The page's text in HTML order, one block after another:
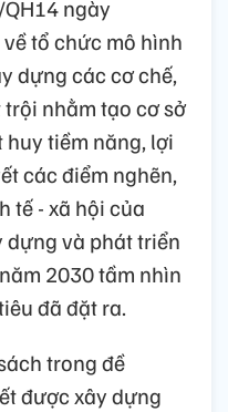
ngày
tổ chức mô hình
dựng các cơ chế,
nhằm tạo cơ sở
tiềm năng, lợi
các điểm nghẽn,
tế - xã hội của
dựng và phát triển
2030 tầm nhìn
đã đặt ra.
trong đề
được xây dựng